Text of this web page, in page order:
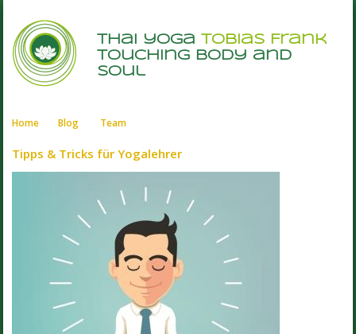
thai yogaTobias Frank
touching body and
soul
Home Blog Team
Tipps & Tricks für Yogalehrer